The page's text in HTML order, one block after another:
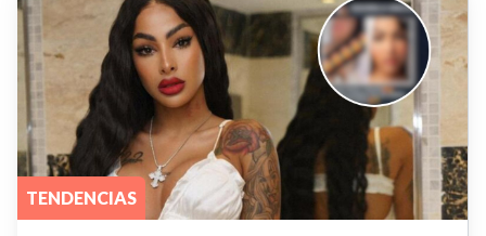
TENDENCIAS